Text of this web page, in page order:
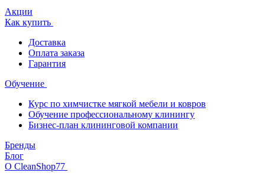
Акции
Как купить
Доставка
Оплата заказа
Гарантия
Обучение
Курс по химчистке мягкой мебели и ковров
Обучение профессиональному клинингу
Бизнес-план клининговой компании
Бренды
Блог
О CleanShop77